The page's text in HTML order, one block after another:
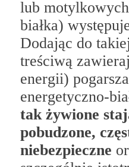
lub
białka)
Dodając do
treściwą
energii)
energetyczno-
tak żywione
pobudzone,
niebezpieczne